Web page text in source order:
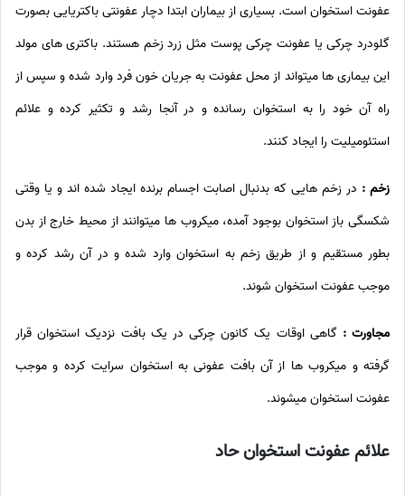
عفونت استخوان است. بسیاری از بیماران ابتدا دچار عفونتی باکتریایی بصورت
گلودرد چرکی یا عفونت چرکی پوست مثل زرد زخم هستند. باکتری های مولد
این بیماری ها میتواند از محل عفونت به جریان خون فرد وارد شده و سپس از
راه آن خود را به استخوان رسانده و در آنجا رشد و تکثیر کرده و علائم
استئومیلیت را ایجاد کنند.
زخم : در زخم هایی که بدنبال اصابت اجسام برنده ایجاد شده اند و یا وقتی
شکسگی باز استخوان بوجود آمده، میکروب ها میتوانند از محیط خارج از بدن
بطور مستقیم و از طریق زخم به استخوان وارد شده و در آن رشد کرده و
موجب عفونت استخوان شوند.
مجاورت : گاهی اوقات یک کانون چرکی در یک بافت نزدیک استخوان قرار
گرفته و میکروب ها از آن بافت عفونی به استخوان سرایت کرده و موجب
عفونت استخوان میشوند.
علائم عفونت استخوان حاد